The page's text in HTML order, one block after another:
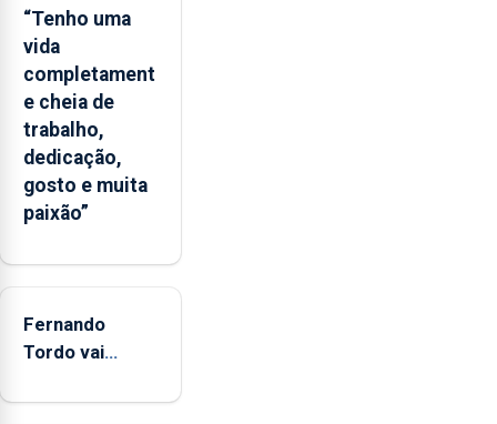
Flores
apresenta
um
“decréscimo
significativo”
da
CPUE
entre
2022
“Tenho uma
vida
completament
e cheia de
trabalho,
dedicação,
gosto e muita
paixão”
Fernando
Tordo vai
anos de